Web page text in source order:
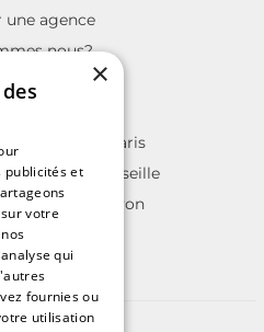
une agence
nous?
Interkab
sur Paris
sur Marseille
sur Lyon
×
publicités et
votre
qui
fournies ou
utilisation